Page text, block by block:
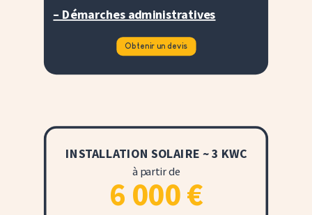
– Démarches administratives
Obtenir un devis
INSTALLATION SOLAIRE ~ 3 KWC
à partir de
6 000€